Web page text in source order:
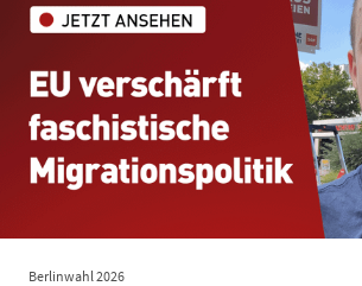
Berlinwahl 2026